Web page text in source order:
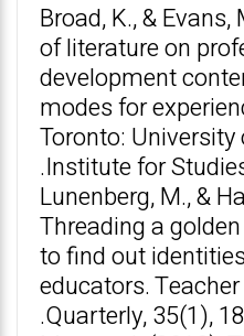
Broad, K., &
of literature on
development
modes for
Toronto:
Institute for
Lunenberg, M., &
Threading a
to find out
educators.
Quarterly, 35(1),